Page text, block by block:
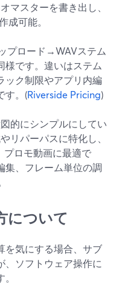
マスターを書き出し、
成可能。
プロード→WAVステム
様です。違いはステム
ック制限やアプリ内編
す。(Riverside Pricing)
的にシンプルにしてい
リパーパスに特化し、
プロモ動画に最適で
集、フレーム単位の調
について
を気にする場合、サブ
、ソフトウェア操作に